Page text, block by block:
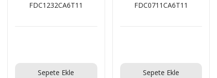
FDC1232CA6T11
Sepete Ekle
FDC0711CA6T11
Sepete Ekle